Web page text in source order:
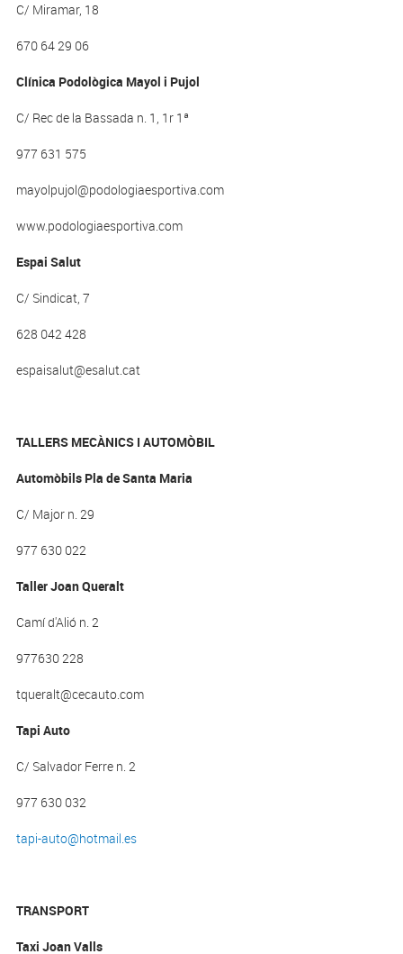
C/ Miramar, 18
670 64 29 06
Clínica Podològica Mayol i Pujol
C/ Rec de la Bassada n. 1, 1r 1ª
977 631 575
mayolpujol@podologiaesportiva.com
www.podologiaesportiva.com
Espai Salut
C/ Sindicat, 7
628 042 428
espaisalut@esalut.cat
TALLERS MECÀNICS I AUTOMÒBIL
Automòbils Pla de Santa Maria
C/ Major n. 29
977 630 022
Taller Joan Queralt
Camí d'Alió n. 2
977630 228
tqueralt@cecauto.com
Tapi Auto
C/ Salvador Ferre n. 2
977 630 032
tapi-auto@hotmail.es
TRANSPORT
Taxi Joan Valls